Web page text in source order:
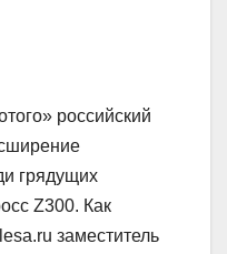
российский
грядущих
Z300. Как
заместитель